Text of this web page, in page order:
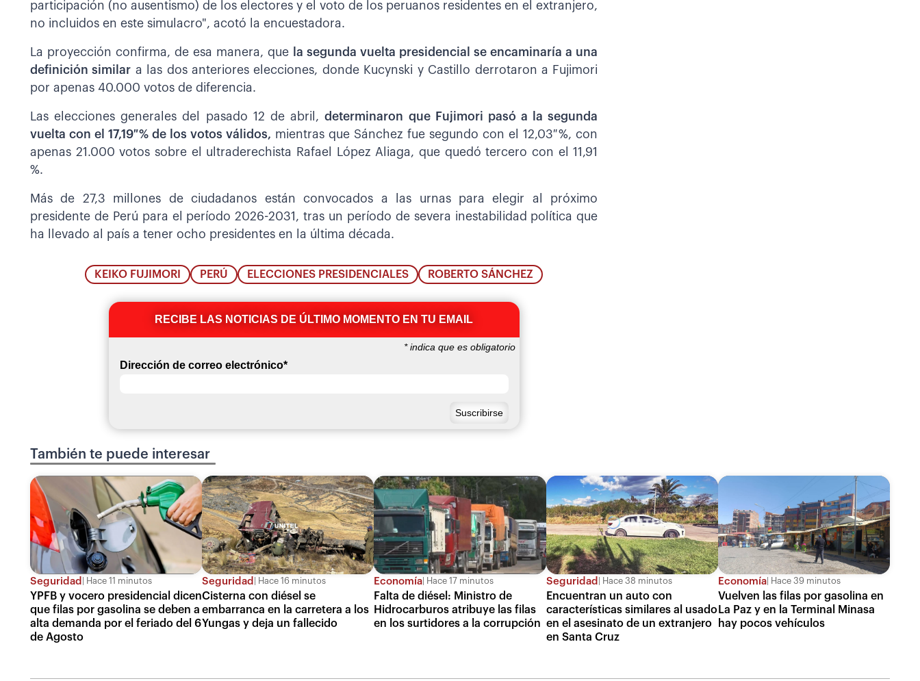
participación (no ausentismo) de los electores y el voto de los peruanos residentes en el extranjero,
no incluidos en este simulacro", acotó la encuestadora.
La proyección confirma, de esa manera, que
la segunda vuelta presidencial se encaminaría a una
definición similar a las dos anteriores elecciones, donde Kucynski y Castillo derrotaron a Fujimori
por apenas 40.000 votos de diferencia.
Las elecciones generales del pasado 12 de abril,determinaron que Fujimori pasó a la segunda
vuelta con el 17,19 % de los votos válidos, mientras que Sánchez fue segundo con el 12,03 %, con
apenas 21.000 votos sobre el ultraderechista Rafael López Aliaga, que quedó tercero con el 11,91
%.
Más de 27,3 millones de ciudadanos están convocados a las urnas para elegir al próximo
presidente de Perú para el período 2026-2031, tras un período de severa inestabilidad política que
ha llevado al país a tener ocho presidentes en la última década.
KEIKO FUJIMORI PERÚ ELECCIONES PRESIDENCIALES ROBERTO SÁNCHEZ
RECIBE LAS NOTICIAS DE ÚLTIMO MOMENTO EN TU EMAIL
*indica que es obligatorio
Dirección de correo electrónico*
También te puede interesar
Seguridad Hace 11 minutos
YPFB y vocero presidencial dicen
que filas por gasolina se deben a
alta demanda por el feriado del 6
de Agosto
Seguridad Hace 16 minutos
Cisterna con diésel se
embarranca en la carretera a los
Yungas y deja un fallecido
Economía Hace 17 minutos
Falta de diésel: Ministro de
Hidrocarburos atribuye las filas
en los surtidores a la corrupción
Seguridad Hace 38 minutos
Encuentran un auto con
características similares al usado
en el asesinato de un extranjero
en Santa Cruz
Economía Hace 39 minutos
Vuelven las filas por gasolina en
La Paz y en la Terminal Minasa
hay pocos vehículos